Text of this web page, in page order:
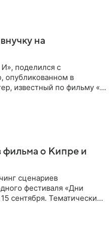
на
поделился с
опубликованном в
известный по фильму «О
фильма о Кипре и
сценариев
фестиваля «Дни
сентября. Тематически